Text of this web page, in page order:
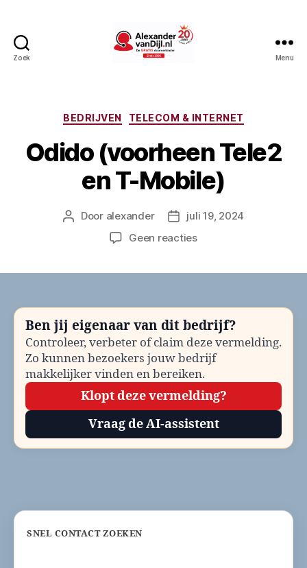
Zoek Menu
Categorieën
BEDRIJVEN TELECOM & INTERNET
Odido (voorheen Tele2
en T-Mobile)
Berichtauteur
Door alexander Berichtdatum
juli 19, 2024
Geen reactiesop
T-
Mobile)
Ben jij eigenaar van dit bedrijf?
Controleer, verbeter of claim deze vermelding.
Zo kunnen bezoekers jouw bedrijf
makkelijker vinden en bereiken.
Klopt deze vermelding?
Vraag de AI-assistent
SNEL CONTACT ZOEKEN